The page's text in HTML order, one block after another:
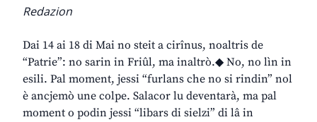
Redazion
Dai 14 ai 18 di Mai no steit a cirînus, noaltris de
“Patrie”: no sarin in Friûl, ma inaltrò.◆ No, no lìn in
esili. Pal moment, jessi “furlans che no si rindin” nol
è ancjemò une colpe. Salacor lu deventarà, ma pal
moment o podin jessi “libars di sielzi” di lâ in